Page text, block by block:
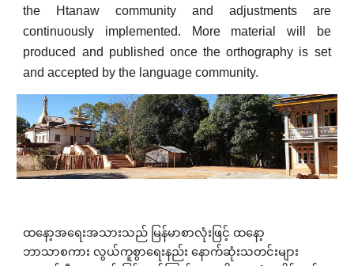
the Htanaw community and adjustments are
continuously implemented. More material will be
produced and published once the orthography is set
and accepted by the language community.
ထနော့အရေးအသားသည် မြန်မာစာလုံးဖြင့် ထနော့
ဘာသာစကား လွယ်ကူစွာရေးနည်း နောက်ဆုံးသတင်းများ